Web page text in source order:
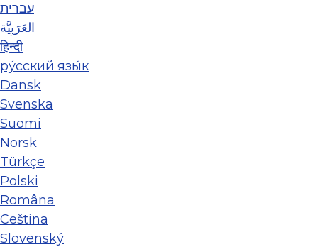
עברית
العَرَبِيَّة
हिन्दी
ру́сский язы́к
Dansk
Svenska
Suomi
Norsk
Türkçe
Polski
Româna
Ceština
Slovenský